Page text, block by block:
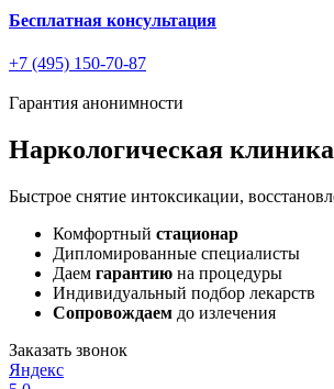
Бесплатная консультация
+7 (495) 150-70-87
Гарантия анонимности
Наркологическая
Быстрое снятие интоксикации,
Комфортный стационар
Дипломированные специалисты
Даем гарантию на процедуры
Индивидуальный подбор лекарств
Сопровождаем до излечения
Заказать звонок
Яндекс